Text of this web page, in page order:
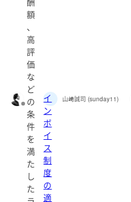
額
、
高
評
価
な
ど
の
条
件
を
満
た
し
た
イ
ン
ボ
イ
ス
制
度
の
適
山﨑誠司 (sunday11)